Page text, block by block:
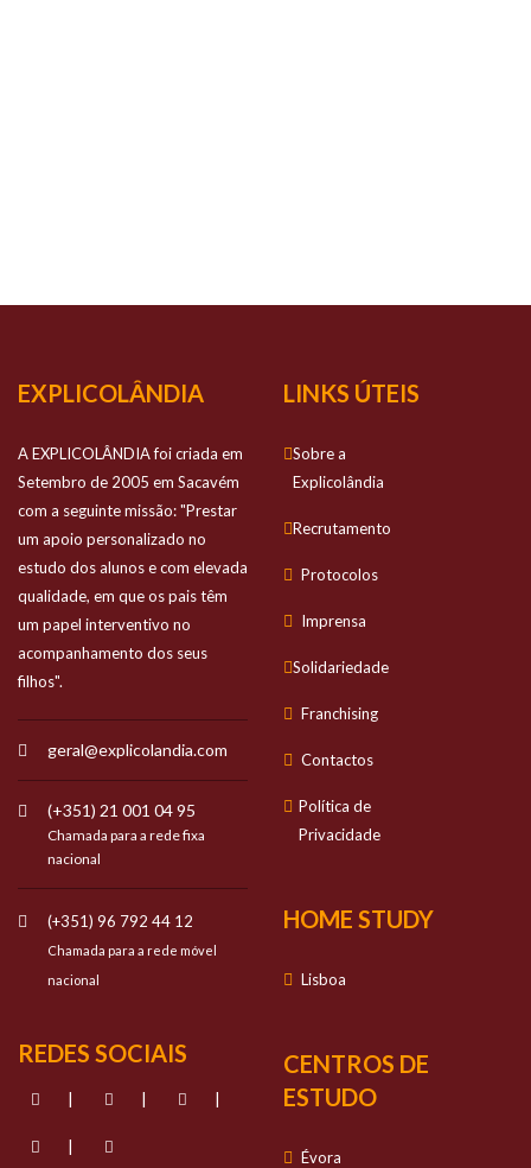
EXPLICOLÂNDIA
A EXPLICOLÂNDIA foi criada em
Setembro de 2005 em Sacavém
com a seguinte missão: "Prestar
um apoio personalizado no
estudo dos alunos e com elevada
qualidade, em que os pais têm
um papel interventivo no
acompanhamento dos seus
filhos".
geral@explicolandia.com
(+351) 21 001 04 95
Chamada para a rede fixa
nacional
(+351) 96 792 44 12
Chamada para a rede móvel
nacional
REDES SOCIAIS
| | |
|
LINKS ÚTEIS
Sobre a
Explicolândia
Recrutamento
Protocolos
Imprensa
Solidariedade
Franchising
Contactos
Política de
Privacidade
HOME STUDY
Lisboa
CENTROS DE
ESTUDO
Évora